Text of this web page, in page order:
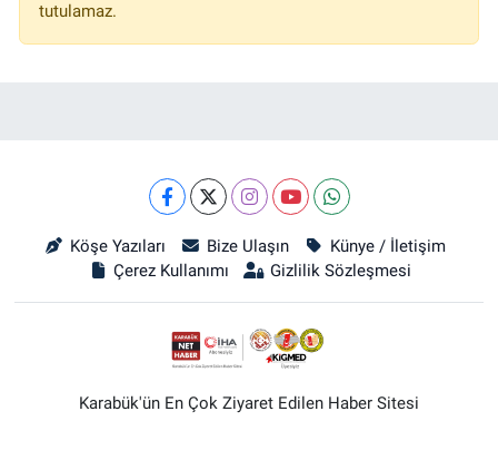
tutulamaz.
Köşe Yazıları Bize Ulaşın
Künye / İletişim
Çerez Kullanımı
Gizlilik Sözleşmesi
Karabük'ün En Çok Ziyaret Edilen Haber Sitesi